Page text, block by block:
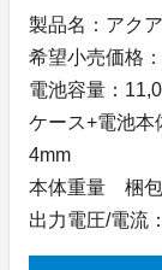
製品名：アク
希望小売価格
電池容量：
ケース+電池本
4mm
本体重量 梱
出力電圧/電流